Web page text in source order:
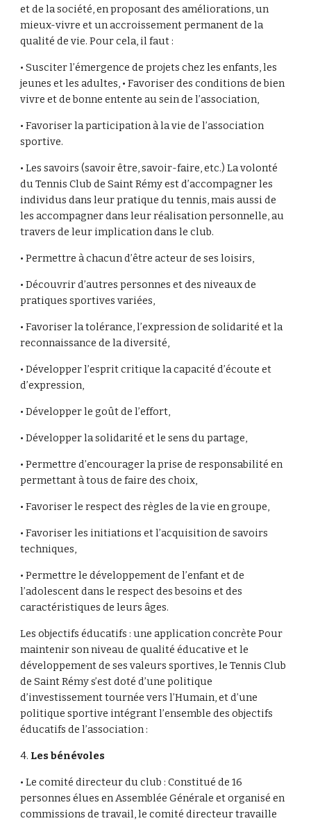
et de la société, en proposant des améliorations, un
mieux-vivre et un accroissement permanent de la
qualité de vie. Pour cela, il faut :
• Susciter l’émergence de projets chez les enfants, les
jeunes et les adultes, • Favoriser des conditions de bien
vivre et de bonne entente au sein de l’association,
• Favoriser la participation à la vie de l’association
sportive.
• Les savoirs (savoir être, savoir-faire, etc.) La volonté
du Tennis Club de Saint Rémy est d’accompagner les
individus dans leur pratique du tennis, mais aussi de
les accompagner dans leur réalisation personnelle, au
travers de leur implication dans le club.
• Permettre à chacun d’être acteur de ses loisirs,
• Découvrir d’autres personnes et des niveaux de
pratiques sportives variées,
• Favoriser la tolérance, l’expression de solidarité et la
reconnaissance de la diversité,
• Développer l’esprit critique la capacité d’écoute et
d’expression,
• Développer le goût de l’effort,
• Développer la solidarité et le sens du partage,
• Permettre d’encourager la prise de responsabilité en
permettant à tous de faire des choix,
• Favoriser le respect des règles de la vie en groupe,
• Favoriser les initiations et l’acquisition de savoirs
techniques,
• Permettre le développement de l’enfant et de
l’adolescent dans le respect des besoins et des
caractéristiques de leurs âges.
Les objectifs éducatifs : une application concrète Pour
maintenir son niveau de qualité éducative et le
développement de ses valeurs sportives, le Tennis Club
de Saint Rémy s’est doté d’une politique
d’investissement tournée vers l’Humain, et d’une
politique sportive intégrant l’ensemble des objectifs
éducatifs de l’association :
4. Les bénévoles
• Le comité directeur du club : Constitué de 16
personnes élues en Assemblée Générale et organisé en
commissions de travail, le comité directeur travaille